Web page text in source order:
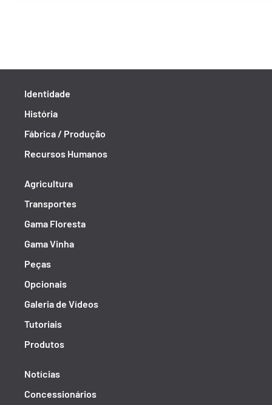
Identidade
História
Fábrica / Produção
Recursos Humanos
Agricultura
Transportes
Gama Floresta
Gama Vinha
Peças
Opcionais
Galeria de Vídeos
Tutoriais
Produtos
Notícias
Concessionários